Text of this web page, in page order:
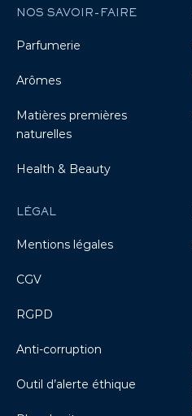
NOS SAVOIR-FAIRE
Parfumerie
Arômes
Matières premières
naturelles
Health & Beauty
LÉGAL
Mentions légales
CGV
RGPD
Anti-corruption
Outil d’alerte éthique